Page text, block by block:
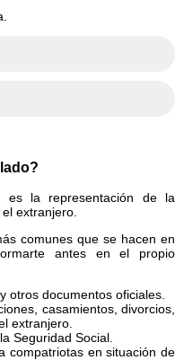
es la representación de la
extranjero.
comunes que se hacen en
antes en el propio
otros documentos oficiales.
casamientos, divorcios,
extranjero.
Seguridad Social.
compatriotas en situación de